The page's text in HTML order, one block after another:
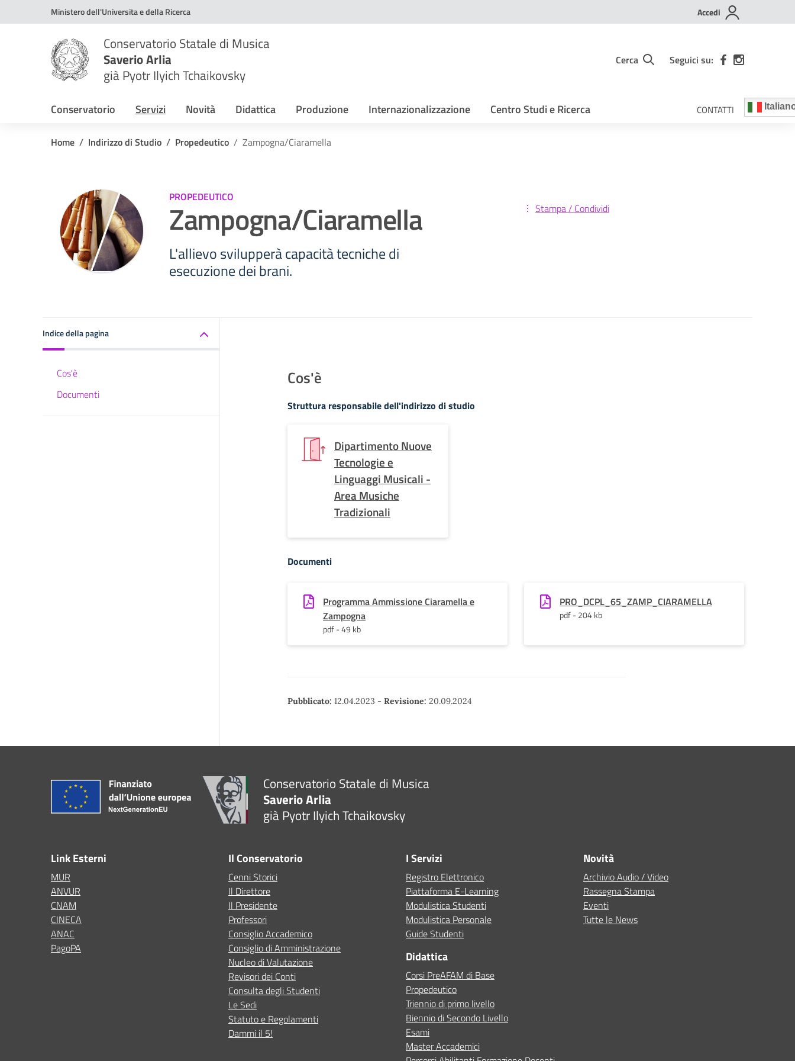
Vai ai contenuti
Vai al menu di navigazioneMinistero dell'Universita e della Ricerca Accedi
Conservatorio Statale di Musica
Saverio Arlia
già Pyotr Ilyich Tchaikovsky
Cerca Seguici su:
Conservatorio Servizi Novità Didattica Produzione Internazionalizzazione Centro Studi e Ricerca CONTATTI
Home Indirizzo di Studio Propedeutico Zampogna/Ciaramella
PROPEDEUTICO
Zampogna/Ciaramella
L'allievo svilupperà capacità tecniche di
esecuzione dei brani.
Stampa / Condividi
Indice della pagina
Cos'è
Documenti
Cos'è
Struttura responsabile dell'indirizzo di studio
Dipartimento Nuove
Tecnologie e
Linguaggi Musicali -
Area Musiche
Tradizionali
Documenti
Programma Ammissione Ciaramella e
Zampogna
pdf - 49 kb
PRO_DCPL_65_ZAMP_CIARAMELLA
pdf - 204 kb
Pubblicato: 12.04.2023 - Revisione: 20.09.2024
Conservatorio Statale di Musica
Saverio Arlia
già Pyotr Ilyich Tchaikovsky
Link Esterni
MUR
ANVUR
CNAM
CINECA
ANAC
PagoPA
Il Conservatorio
Cenni Storici
Il Direttore
Il Presidente
Professori
Consiglio Accademico
Consiglio di Amministrazione
Nucleo di Valutazione
Revisori dei Conti
Consulta degli Studenti
Le Sedi
Statuto e Regolamenti
Dammi il 5!
I Servizi
Registro Elettronico
Piattaforma E-Learning
Modulistica Studenti
Modulistica Personale
Guide Studenti
Didattica
Corsi PreAFAM di Base
Propedeutico
Triennio di primo livello
Biennio di Secondo Livello
Esami
Master Accademici
Novità
Archivio Audio / Video
Rassegna Stampa
Eventi
Tutte le News